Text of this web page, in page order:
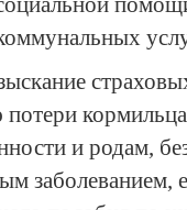
и родам,
заболеванием,